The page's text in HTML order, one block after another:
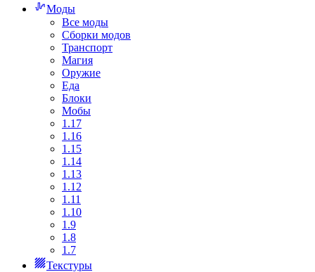
Моды
Все моды
Сборки модов
Транспорт
Магия
Оружие
Еда
Блоки
Мобы
1.17
1.16
1.15
1.14
1.13
1.12
1.11
1.10
1.9
1.8
1.7
Текстуры